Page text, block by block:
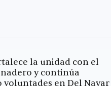
la unidad con el
y continúa
voluntades en Del Nayar